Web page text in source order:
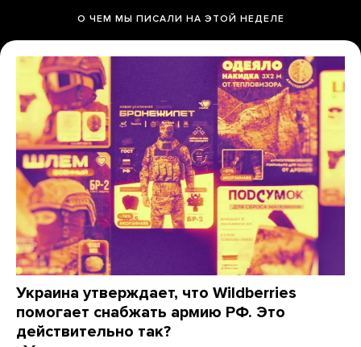
О ЧЕМ МЫ ПИСАЛИ НА ЭТОЙ НЕДЕЛЕ
Украина утверждает, что Wildberries
помогает снабжать армию РФ. Это
действительно так?